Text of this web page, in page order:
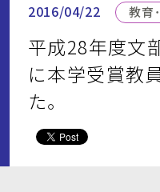
2016/04/22 教育
平成28年度文
に本学受賞教
た。